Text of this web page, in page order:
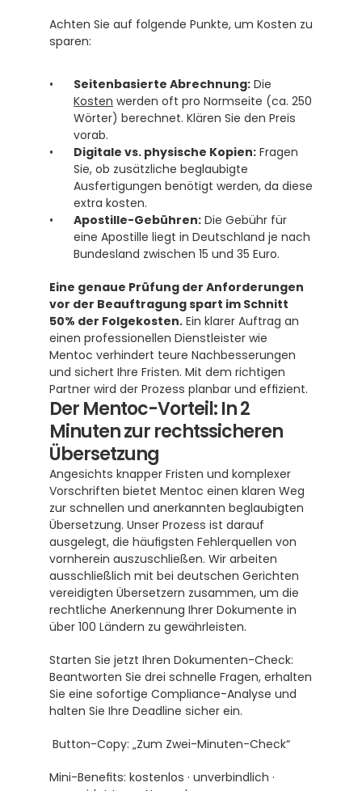
Achten Sie auf folgende Punkte, um Kosten zu
sparen:
Seitenbasierte Abrechnung:
Kosten werden oft pro Normseite (ca. 250
Wörter) berechnet. Klären Sie den Preis
vorab.
Digitale vs. physische Kopien: Fragen
Sie, ob zusätzliche beglaubigte
Ausfertigungen benötigt werden, da diese
extra kosten.
Apostille-Gebühren: Die Gebühr für
eine Apostille liegt in Deutschland je nach
Bundesland zwischen 15 und 35 Euro.
Eine genaue Prüfung der Anforderungen
vor der Beauftragung spart im Schnitt
50% der Folgekosten. Ein klarer Auftrag an
einen professionellen Dienstleister wie
Mentoc verhindert teure Nachbesserungen
und sichert Ihre Fristen. Mit dem richtigen
Partner wird der Prozess planbar und effizient.
Der Mentoc-Vorteil: In 2
Minuten zur rechtssicheren
Übersetzung
Angesichts knapper Fristen und komplexer
Vorschriften bietet Mentoc einen klaren Weg
zur schnellen und anerkannten beglaubigten
Übersetzung. Unser Prozess ist darauf
ausgelegt, die häufigsten Fehlerquellen von
vornherein auszuschließen. Wir arbeiten
ausschließlich mit bei deutschen Gerichten
vereidigten Übersetzern zusammen, um die
rechtliche Anerkennung Ihrer Dokumente in
über 100 Ländern zu gewährleisten.
Starten Sie jetzt Ihren Dokumenten-Check:
Beantworten Sie drei schnelle Fragen, erhalten
Sie eine sofortige Compliance-Analyse und
halten Sie Ihre Deadline sicher ein.
Button-Copy: „Zum Zwei-Minuten-Check“
Mini-Benefits: kostenlos · unverbindlich ·